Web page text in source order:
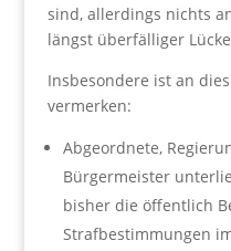
sind, allerdings nichts
längst überfälliger
Insbesondere ist an
vermerken:
Abgeordnete,
Bürgermeister
bisher die öffentlich
Strafbestimmungen